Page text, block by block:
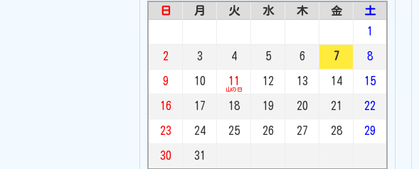
日 月 火 水 木 金
土
1
2 3 4 5 6 7 8
9 10 11
山の日
12 13 14 15
16 17 18 19 20 21 22
23 24 25 26 27 28 29
30 31